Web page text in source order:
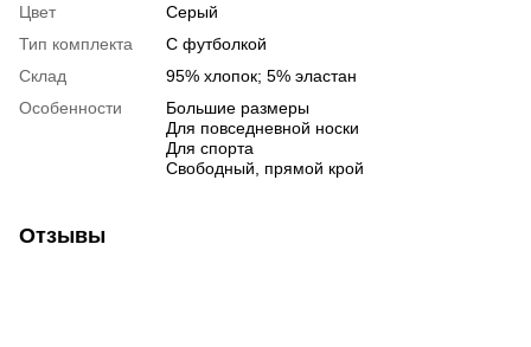
Цвет
Серый
Тип комплекта
С футболкой
Склад
95% хлопок; 5% эластан
Особенности
Большие размеры
Для повседневной носки
Для спорта
Свободный, прямой крой
Отзывы